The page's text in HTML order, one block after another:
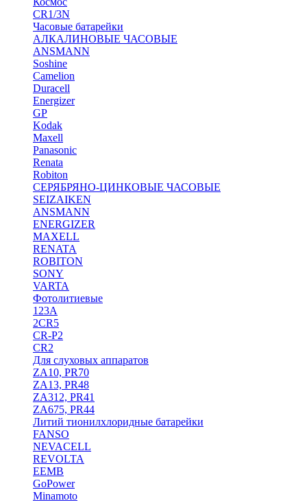
CR1/3N
Часовые батарейки
АЛКАЛИНОВЫЕ ЧАСОВЫЕ
ANSMANN
Soshine
Camelion
Duracell
Energizer
GP
Kodak
Maxell
Panasonic
Renata
Robiton
СЕРЯБРЯНО-ЦИНКОВЫЕ ЧАСОВЫЕ
SEIZAIKEN
ANSMANN
ENERGIZER
MAXELL
RENATA
ROBITON
SONY
VARTA
Фотолитиевые
123A
2CR5
CR-P2
CR2
Для слуховых аппаратов
ZA10, PR70
ZA13, PR48
ZA312, PR41
ZA675, PR44
Литий тионилхлоридные батарейки
FANSO
NEVACELL
REVOLTA
EEMB
GoPower
Minamoto